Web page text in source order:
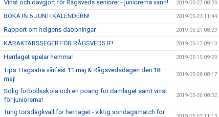
Vinst och oavgjort för Rågsveds seniorer - juniorerna vann! 2019-05-27 08:39
BOKA IN 6 JUNI I KALENDERN! 2019-05-23 11:44
Rapport om helgens dabbningar 2019-05-21 08:29
KARAKTÄRSSEGER FÖR RÅGSVEDS IF! 2019-05-17 09:13
Herrlaget spelar hemma! 2019-05-15 09:29
Tips: Hagsätra vårfest 11 maj & Rågsvedsdagen den 18
maj!
2019-05-08 08:17
Solig fotbollsskola och en poäng för damlaget samt vinst
för juniorerna!
2019-05-06 08:32
Tung torsdagkväll för herrlaget - viktig söndagsmatch för